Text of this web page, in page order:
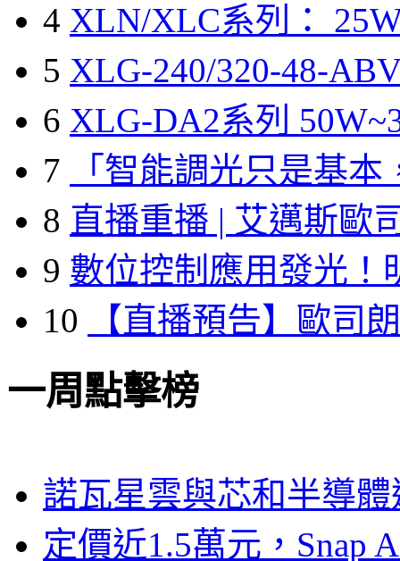
4 XLN/XLC系列：
5 XLG-240/320-48-
6 XLG-DA2系列
7
「智能調光只是基本
8 直播重播 | 艾邁斯歐
9 數位控制應用發光！
10
【直播預告】歐司
一周點擊榜
諾瓦星雲與芯和半導
定價近1.5萬元，Snap